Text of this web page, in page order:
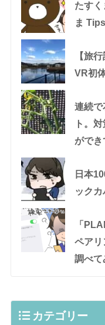
たすく
ま
【旅
VR初
連続で
ト。
ができ
日本
ック
「
ペアリ
調べて
カテゴリー